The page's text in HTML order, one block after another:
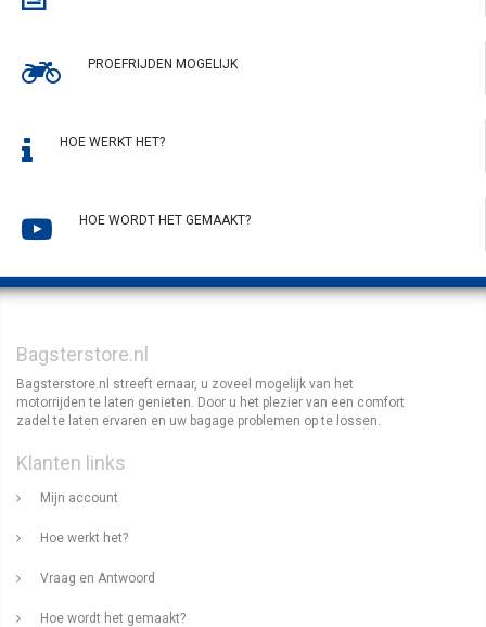
PROEFRIJDEN MOGELIJK
HOE WERKT HET?
HOE WORDT HET GEMAAKT?
Bagsterstore.nl
Bagsterstore.nl streeft ernaar, u zoveel mogelijk van het
motorrijden te laten genieten. Door u het plezier van een comfort
zadel te laten ervaren en uw bagage problemen op te lossen.
Klanten links
Mijn account
Hoe werkt het?
Vraag en Antwoord
Hoe wordt het gemaakt?